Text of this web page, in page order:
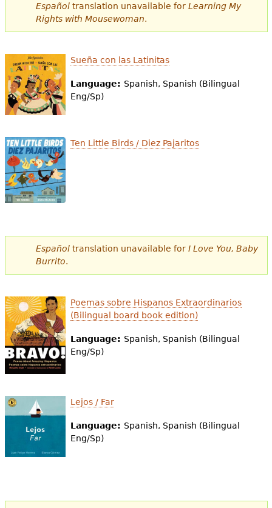
s
t
á
a
q
u
í
Españoltranslation unavailable for Learning My
Rights with Mousewoman.
Sueña con las Latinitas
Language: Spanish, Spanish (Bilingual
Eng/Sp)
Ten Little Birds / Diez Pajaritos
Españoltranslation unavailable for I Love You, Baby
Burrito.
Poemas sobre Hispanos Extraordinarios
(Bilingual board book edition)
Language: Spanish, Spanish (Bilingual
Eng/Sp)
Lejos / Far
Language: Spanish, Spanish (Bilingual
Eng/Sp)